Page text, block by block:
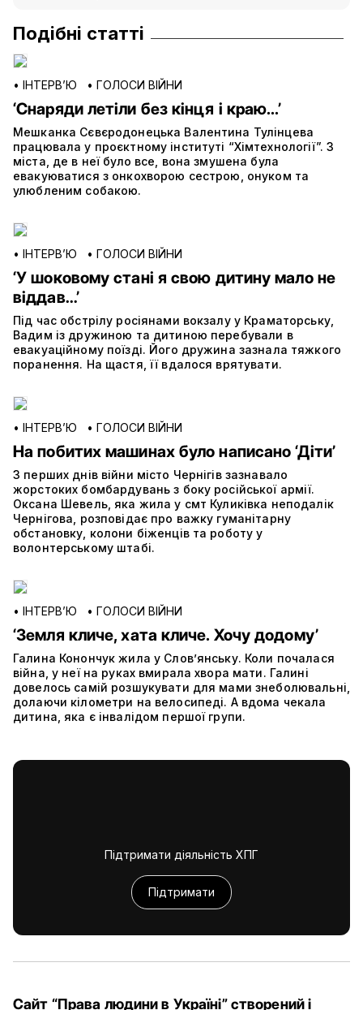
Подібні статті
• ІНТЕРВ’Ю • ГОЛОСИ ВІЙНИ
‘Снаряди летіли без кінця і краю...’
Мешканка Сєвєродонецька Валентина Тулінцева
працювала у проєктному інституті “Хімтехнології”. З
міста, де в неї було все, вона змушена була
евакуюватися з онкохворою сестрою, онуком та
улюбленим собакою.
• ІНТЕРВ’Ю • ГОЛОСИ ВІЙНИ
‘У шоковому стані я свою дитину мало не
віддав…’
Під час обстрілу росіянами вокзалу у Краматорську,
Вадим із дружиною та дитиною перебували в
евакуаційному поїзді. Його дружина зазнала тяжкого
поранення. На щастя, її вдалося врятувати.
• ІНТЕРВ’Ю • ГОЛОСИ ВІЙНИ
На побитих машинах було написано ‘Діти’
З перших днів війни місто Чернігів зазнавало
жорстоких бомбардувань з боку російської армії.
Оксана Шевель, яка жила у смт Куликівка неподалік
Чернігова, розповідає про важку гуманітарну
обстановку, колони біженців та роботу у
волонтерському штабі.
• ІНТЕРВ’Ю • ГОЛОСИ ВІЙНИ
‘Земля кличе, хата кличе. Хочу додому’
Галина Конончук жила у Слов’янську. Коли почалася
війна, у неї на руках вмирала хвора мати. Галині
довелось самій розшукувати для мами знеболювальні,
долаючи кілометри на велосипеді. А вдома чекала
дитина, яка є інвалідом першої групи.
Підтримати діяльність ХПГ
Підтримати
Сайт “Права людини в Україні” створений і